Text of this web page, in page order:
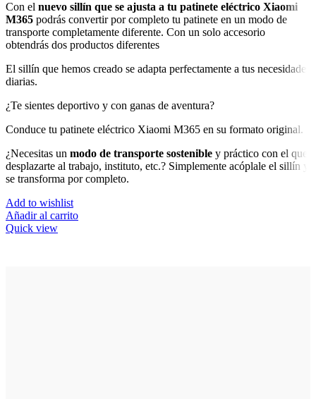
Con el nuevo sillín que se ajusta a tu patinete eléctrico Xiaomi
M365 podrás convertir por completo tu patinete en un modo de
transporte completamente diferente. Con un solo accesorio
obtendrás dos productos diferentes
El sillín que hemos creado se adapta perfectamente a tus necesidades
diarias.
¿Te sientes deportivo y con ganas de aventura?
Conduce tu patinete eléctrico Xiaomi M365 en su formato original.
¿Necesitas un modo de transporte sostenible y práctico con el que
desplazarte al trabajo, instituto, etc.? Simplemente acóplale el sillín y
se transforma por completo.
Add to wishlist
Añadir al carrito
Quick view